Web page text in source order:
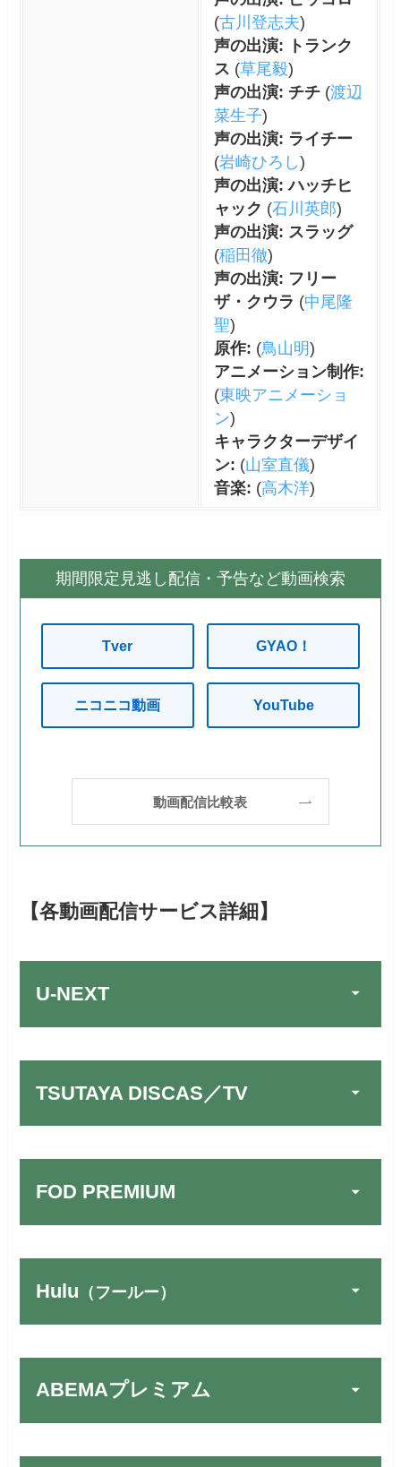
(古川登志夫)
声の出演: トランク
ス (草尾毅)
声の出演: チチ(渡辺
菜生子)
声の出演: ライチー
(岩崎ひろし)
声の出演: ハッチヒ
ャック (石川英郎)
声の出演: スラッグ
(稲田徹)
声の出演: フリー
ザ・クウラ (中尾隆
聖)
原作: (鳥山明)
アニメーション制作:
(東映アニメーショ
ン)
キャラクターデザイ
ン: (山室直儀)
音楽: (高木洋)
期間限定見逃し配信・予告など動画検索
Tver GYAO！
ニコニコ動画 YouTube
動画配信比較表
【各動画配信サービス詳細】
U-NEXT
リンク先：https://video.unext.jp/
す！
TSUTAYA DISCAS／TV
公式
FOD PREMIUM
Hulu （フールー）
ABEMAプレミアム